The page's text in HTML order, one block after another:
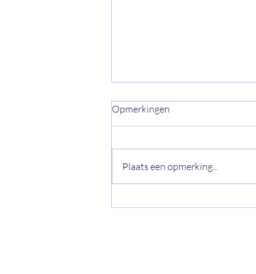
Jaar 2021 - Week 30
Opmerkingen
Plaats een opmerking...